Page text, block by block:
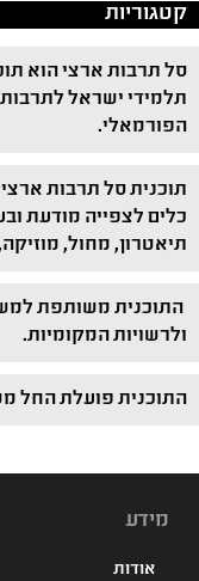
קטגוריות
סל תרבות ארצי הוא
תלמידי ישראל
הפורמאלי.
תוכנית סל תרבות
כלים לצפייה מודעת
תיאטרון, מחול,
התוכנית משותפת
ולרשויות המקומיות.
התוכנית פועלת החל משנת
מידע
אודות